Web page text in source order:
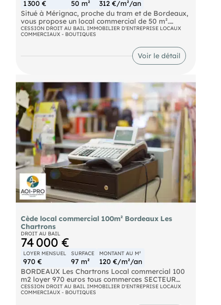
1 300 € 50 m²
312 €/m²/an
Situé à Mérignac, proche du tram et de Bordeaux,
vous propose un local commercial de 50 m².
Parking à disposition, zone de chalandise
dynamique, Idéal pour une activité de coiffure,
CESSION DROIT AU BAIL IMMOBILIER D'ENTREPRISE LOCAUX
COMMERCIAUX - BOUTIQUES
Voir le détail
Cède local commercial 100m² Bordeaux Les
Chartrons
DROIT AU BAIL
74 000 €
LOYER MENSUEL
970 €
SURFACE
97 m²
MONTANT AU M²
120 €/m²/an
BORDEAUX Les Chartrons Local commercial 100
m2 loyer 970 euros tous commerces SECTEUR
CHARTRONS, en plein coeur d'une artère du joli
quartier, retrouvez ce bel espace de100 m2 de
plain-pied pour votre projet commercial,
CESSION DROIT AU BAIL IMMOBILIER D'ENTREPRISE LOCAUX
COMMERCIAUX - BOUTIQUES